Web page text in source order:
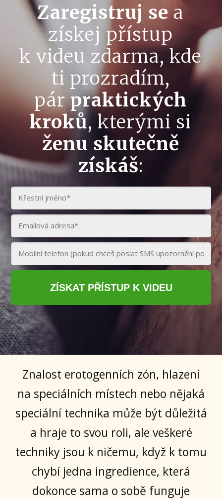
Zaregistruj se a
získej přístup
k videu zdarma, kde
ti prozradím,
párpraktických
kroků, kterými si
ženu skutečně
získáš:
ZÍSKAT PŘÍSTUP K VIDEU
Znalost erotogenních zón, hlazení
na speciálních místech nebo nějaká
speciální technika může být důležitá
a hraje to svou roli, ale veškeré
techniky jsou k ničemu, když k tomu
chybí jedna ingredience, která
dokonce sama o sobě funguje